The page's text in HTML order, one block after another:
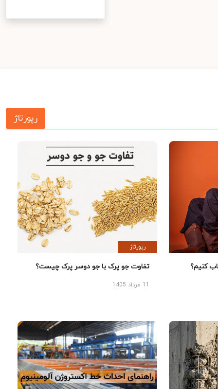
رپورتاژ
کنیم؟
رپورتاژ
تفاوت جو پرک با جو دوسر پرک چیست؟